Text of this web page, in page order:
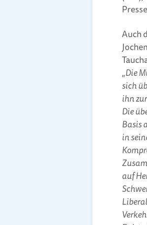
Auch
„Die
sich
ihn
Die
Basis
in
auf